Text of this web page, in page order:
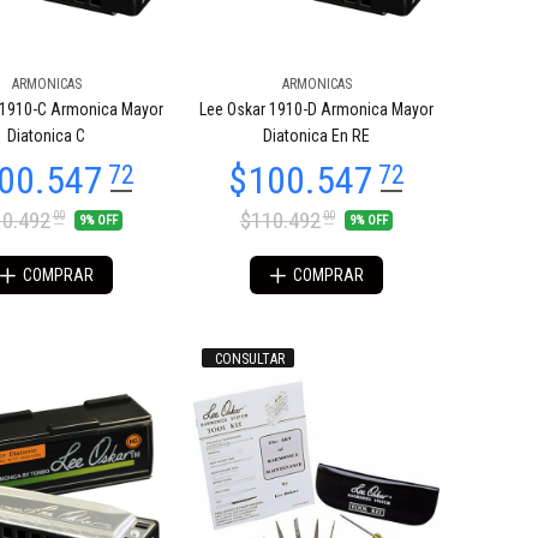
ARMONICAS
1910-C Armonica Mayor
Diatonica C
00 9% OFF
COMPRAR
ARMONICAS
Lee Oskar 1910-D Armonica Mayor
Diatonica En RE
$110.49200 9% OFF
COMPRAR
CONSULTAR